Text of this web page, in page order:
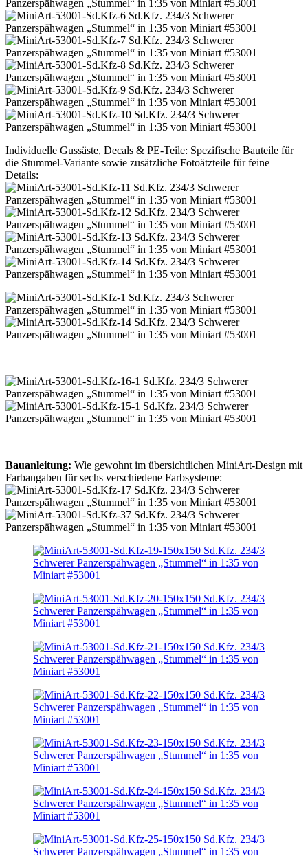
Individuelle Gussäste, Decals & PE-Teile: Spezifische Bauteile für
die Stummel-Variante sowie zusätzliche Fotoätzteile für feine
Details:
Bauanleitung: Wie gewohnt im übersichtlichen MiniArt-Design mit
Farbangaben für sechs verschiedene Farbsysteme: